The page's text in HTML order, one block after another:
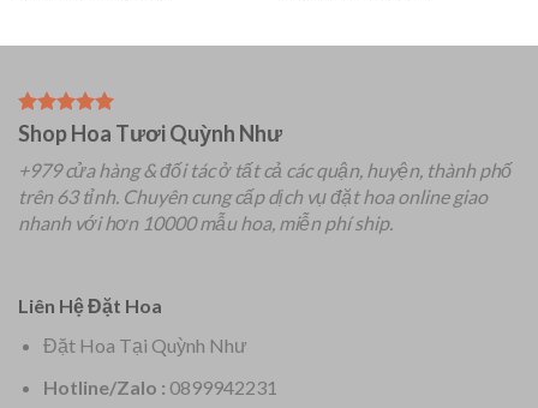
Shop Hoa Tươi Quỳnh Như
+979 cửa hàng & đối tác ở tất cả các quận, huyện, thành phố
trên 63 tỉnh. Chuyên cung cấp dịch vụ đặt hoa online giao
nhanh với hơn 10000 mẫu hoa, miễn phí ship.
Liên Hệ Đặt Hoa
Đặt Hoa Tại Quỳnh Như
Hotline/Zalo : 0899942231